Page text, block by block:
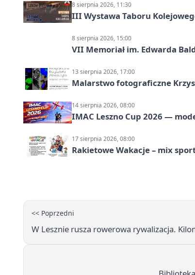
8 sierpnia 2026, 11:30
III Wystawa Taboru
8 sierpnia 2026, 15:00
VII Memoriał im. Edwarda
13 sierpnia 2026, 17:00
Malarstwo fotograficzne
14 sierpnia 2026, 08:00
IMAC Leszno Cup 2026 —
17 sierpnia 2026, 08:00
Rakietowe Wakacje – mix
<< Poprzedni
W Lesznie rusza rowerowa rywalizacja.